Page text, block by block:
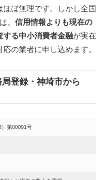
ぼ無理です。しかし全国
、 信用情報よりも現在の
する中小消費者金融が実在
の業者に申し込めます。
登録・神埼市から
）第00091号